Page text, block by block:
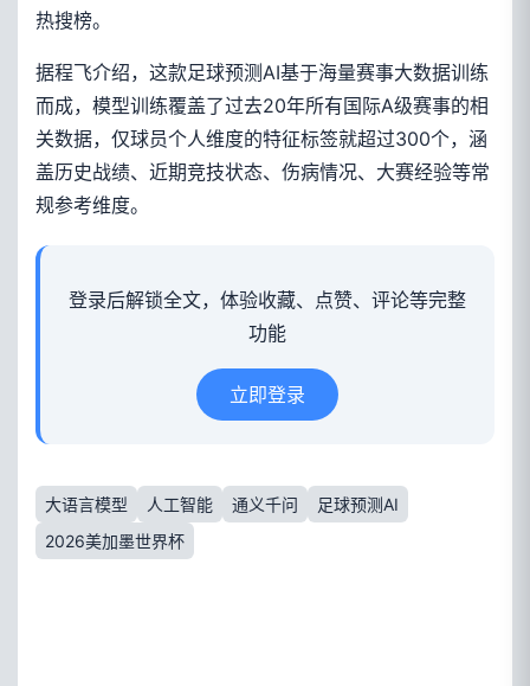
热搜榜。
据程飞介绍，这款足球预测AI基于海量赛事大数据训练
而成，模型训练覆盖了过去20年所有国际A级赛事的相
关数据，仅球员个人维度的特征标签就超过300个，涵
盖历史战绩、近期竞技状态、伤病情况、大赛经验等常
规参考维度。
登录后解锁全文，体验收藏、点赞、评论等完整
功能
立即登录
大语言模型 人工智能 通义千问
足球预测AI
2026美加墨世界杯